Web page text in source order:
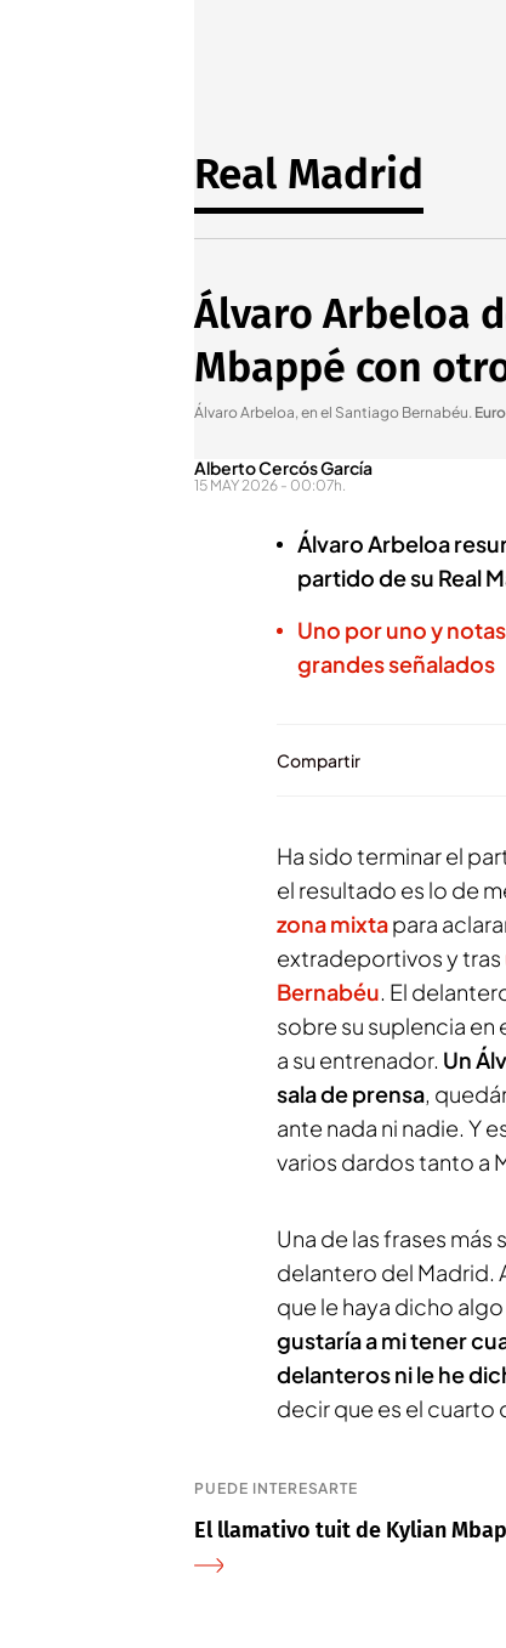
Real Madrid
Álvaro Arbeloa
Mbappé con
Álvaro Arbeloa, en el Santiago Bernabéu.
Alberto Cercós García
15 MAY 2026 - 00:07h.
Álvaro Arbeloa
partido de su Real
Uno por uno y
grandes señalados
Compartir
Ha sido terminar el
el resultado es lo de
zona mixtapara
extradeportivos y tras
Bernabéu. El
sobre su suplencia en
a su entrenador. Un
sala de prensa,
ante nada ni nadie. Y
varios dardos tanto a
Una de las frases
delantero del Madrid.
que le haya dicho
gustaría a mi tener
delanteros ni le he
decir que es el cuarto
PUEDE INTERESARTE
El llamativo tuit de Kylian